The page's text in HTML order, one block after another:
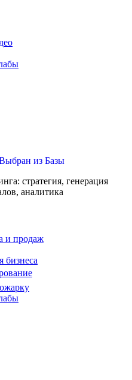
из Базы
стратегия, генерация
аналитика
и продаж
бизнеса